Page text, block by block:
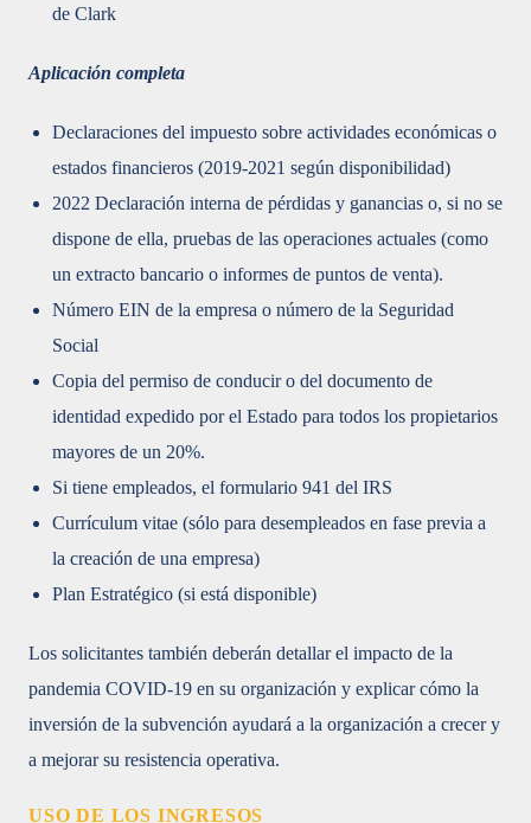
de Clark
Aplicación completa
Declaraciones del impuesto sobre actividades económicas o
estados financieros (2019-2021 según disponibilidad)
2022 Declaración interna de pérdidas y ganancias o, si no se
dispone de ella, pruebas de las operaciones actuales (como
un extracto bancario o informes de puntos de venta).
Número EIN de la empresa o número de la Seguridad
Social
Copia del permiso de conducir o del documento de
identidad expedido por el Estado para todos los propietarios
mayores de un 20%.
Si tiene empleados, el formulario 941 del IRS
Currículum vitae (sólo para desempleados en fase previa a
la creación de una empresa)
Plan Estratégico (si está disponible)
Los solicitantes también deberán detallar el impacto de la
pandemia COVID-19 en su organización y explicar cómo la
inversión de la subvención ayudará a la organización a crecer y
a mejorar su resistencia operativa.
USO DE LOS INGRESOS